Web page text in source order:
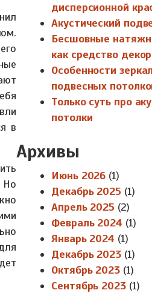
в
дисперсионной
Акустический
Бесшовные
как средство
Особенности
подвесных
Только суть про
потолки
Архивы
Июнь 2026 (1)
Декабрь 2025 (1)
Апрель 2025 (2)
Февраль 2024 (1)
Январь 2024 (1)
Декабрь 2023 (1)
Октябрь 2023 (1)
Сентябрь 2023(1)